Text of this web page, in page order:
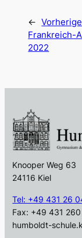
←
Frankreich-
2022
Knooper Weg 63
24116 Kiel
Tel: +49 431 26
Fax: +49 431
humboldt-